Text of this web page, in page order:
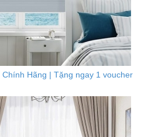
Hãng | Tặng ngay 1 voucher